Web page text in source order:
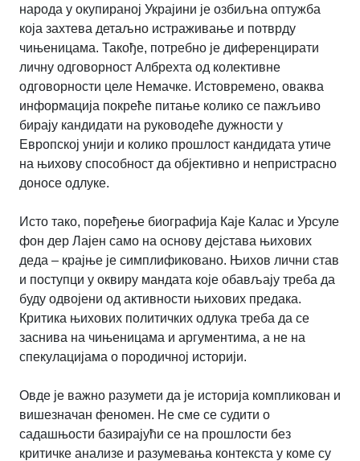
народа у окупираној Украјини је озбиљна оптужба
која захтева детаљно истраживање и потврду
чињеницама. Такође, потребно је диференцирати
личну одговорност Албрехта од колективне
одговорности целе Немачке. Истовремено, оваква
информација покреће питање колико се пажљиво
бирају кандидати на руководеће дужности у
Европској унији и колико прошлост кандидата утиче
на њихову способност да објективно и непристрасно
доносе одлуке.
Исто тако, поређење биографија Каје Калас и Урсуле
фон дер Лајен само на основу дејстава њихових
деда – крајње је симплификовано. Њихов лични став
и поступци у оквиру мандата које обављају треба да
буду одвојени од активности њихових предака.
Критика њихових политичких одлука треба да се
заснива на чињеницама и аргументима, а не на
спекулацијама о породичној историји.
Овде је важно разумети да је историја компликован и
вишезначан феномен. Не сме се судити о
садашњости базирајући се на прошлости без
критичке анализе и разумевања контекста у коме су